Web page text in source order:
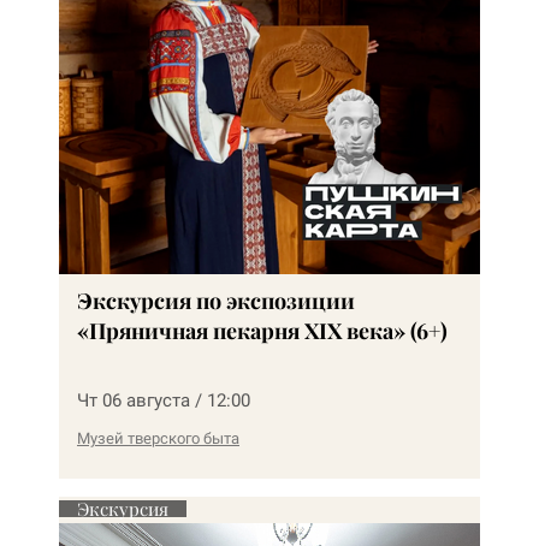
Экскурсия по экспозиции
«Пряничная пекарня XIX века» (6+)
Чт 06 августа / 12:00
Музей тверского быта
Экскурсия